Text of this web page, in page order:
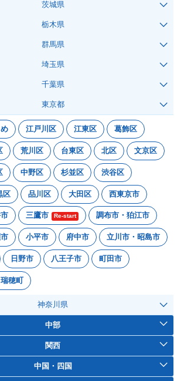
茨城県
栃木県
群馬県
埼玉県
千葉県
東京都
江戸川区 江東区 葛飾区
荒川区 台東区 北区 文京区
中野区 杉並区 渋谷区
区 品川区 大田区 西東京市
三鷹市 Re-start 調布市・狛江市
小平市 府中市 立川市・昭島市
日野市 八王子市 町田市
穂町
神奈川県
中部
関西
中国・四国